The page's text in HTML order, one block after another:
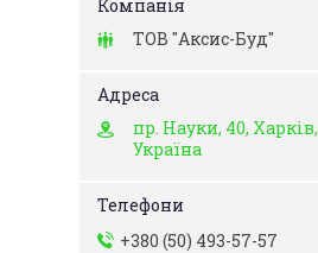
ТОВ "Аксис-Буд"
пр. Науки, 40, Харків,
Україна
+380 (50) 493-57-57